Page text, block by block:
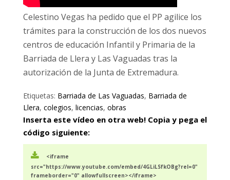
Celestino Vegas ha pedido que el PP agilice los
trámites para la construcción de los dos nuevos
centros de educación Infantil y Primaria de la
Barriada de Llera y Las Vaguadas tras la
autorización de la Junta de Extremadura.
Etiquetas: Barriada de Las Vaguadas, Barriada de
Llera, colegios, licencias, obras
Inserta este vídeo en otra web! Copia y pega el
código siguiente:
<iframe
src="https://www.youtube.com/embed/4GLiLSfkOBg?rel=0"
frameborder="0" allowfullscreen></iframe>